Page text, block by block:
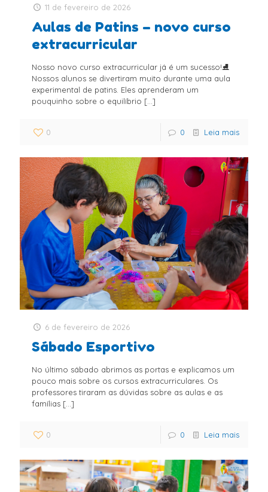
11 de fevereiro de 2026
Aulas de Patins – novo curso
extracurricular
Nosso novo curso extracurricular já é um sucesso!⛸
Nossos alunos se divertiram muito durante uma aula
experimental de patins. Eles aprenderam um
pouquinho sobre o equilíbrio […]
0 0 Leia mais
6 de fevereiro de 2026
Sábado Esportivo
No último sábado abrimos as portas e explicamos um
pouco mais sobre os cursos extracurriculares. Os
professores tiraram as dúvidas sobre as aulas e as
famílias […]
0 0 Leia mais